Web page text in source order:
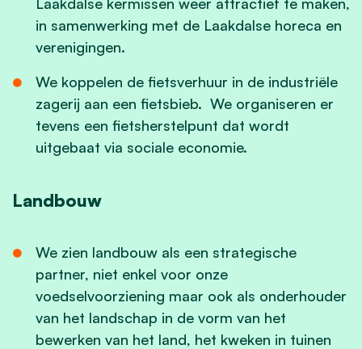
in samenwerking met de Laakdalse horeca en
verenigingen.
We koppelen de fietsverhuur in de industriële
zagerij aan een fietsbieb. We organiseren er
tevens een fietsherstelpunt dat wordt
uitgebaat via sociale economie.
Landbouw
We zien landbouw als een strategische
partner, niet enkel voor onze
voedselvoorziening maar ook als onderhouder
van het landschap in de vorm van het
bewerken van het land, het kweken in tuinen